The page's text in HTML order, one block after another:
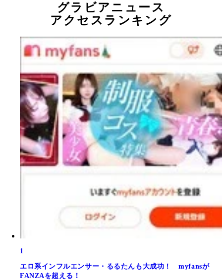
グラビアニュース
アクセスランキング
1
エロ系インフルエンサー・るるたんも大成功！ myfansが
FANZAを超える！